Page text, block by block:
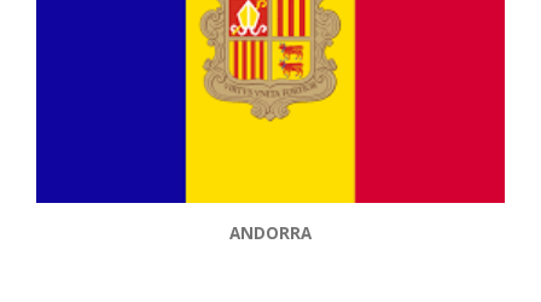
ANDORRA